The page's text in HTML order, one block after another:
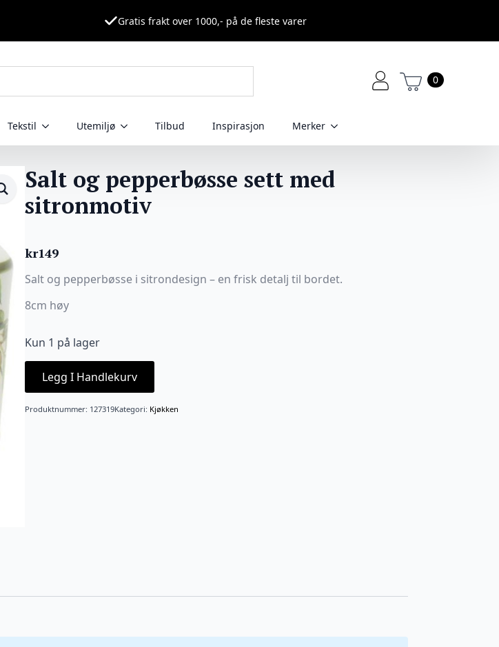
Gratis frakt over 1000,- på de fleste varer
0
Tekstil Utemiljø Tilbud Inspirasjon Merker
Salt og pepperbøsse sett med
sitronmotiv
kr149
Salt og pepperbøsse i sitrondesign – en frisk detalj til bordet.
8cm høy
Kun 1 på lager
Legg I Handlekurv
Produktnummer: 127319Kategori: Kjøkken